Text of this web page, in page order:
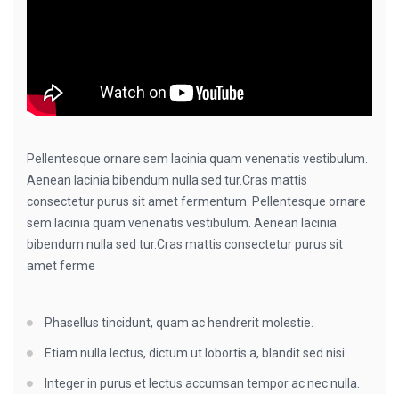
Pellentesque ornare sem lacinia quam venenatis vestibulum.
Aenean lacinia bibendum nulla sed tur.Cras mattis
consectetur purus sit amet fermentum. Pellentesque ornare
sem lacinia quam venenatis vestibulum. Aenean lacinia
bibendum nulla sed tur.Cras mattis consectetur purus sit
amet ferme
Phasellus tincidunt, quam ac hendrerit molestie.
Etiam nulla lectus, dictum ut lobortis a, blandit sed nisi..
Integer in purus et lectus accumsan tempor ac nec nulla.